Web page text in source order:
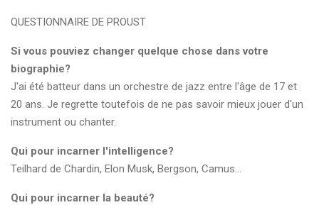
QUESTIONNAIRE DE PROUST
Si vous pouviez changer quelque chose dans votre
biographie?
J'ai été batteur dans un orchestre de jazz entre l'âge de 17 et
20 ans. Je regrette toutefois de ne pas savoir mieux jouer d'un
instrument ou chanter.
Qui pour incarner l'intelligence?
Teilhard de Chardin, Elon Musk, Bergson, Camus...
Qui pour incarner la beauté?